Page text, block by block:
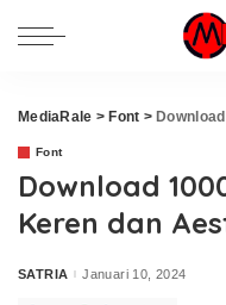
MediaRale > Font > Download
Font
Download
Keren dan
Posted
SATRIA Januari 10, 2024